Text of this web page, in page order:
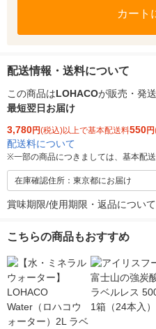
カート
配送情報・送料について
この商品はLOHACOが販売・発送
最短翌日お届け
3,780円(税込)以上で基本配送料550円
配送料について
※一部の商品につきましては、基本配
在庫確認住所：東京都にお届け
賞味期限/使用期限・返品について
こちらの商品もおすすめ